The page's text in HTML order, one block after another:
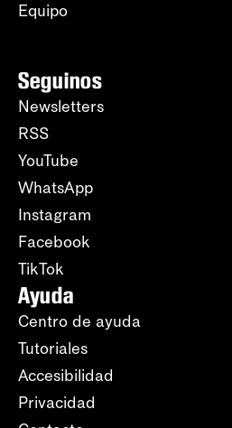
Equipo
Seguinos
Newsletters
RSS
YouTube
WhatsApp
Instagram
Facebook
TikTok
Ayuda
Centro de ayuda
Tutoriales
Accesibilidad
Privacidad